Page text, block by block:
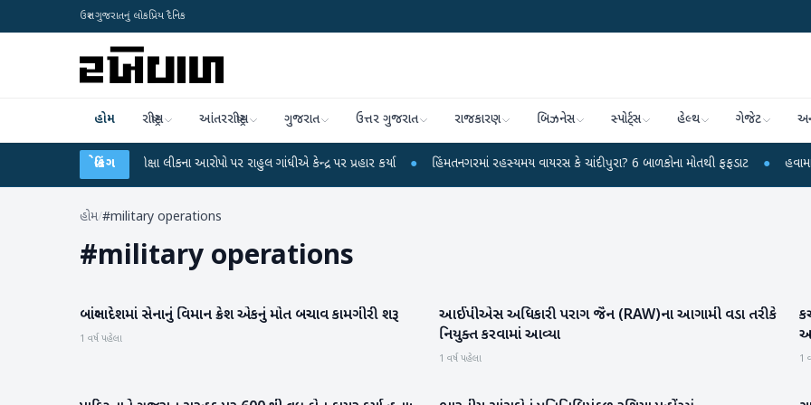
ઉત્તર ગુજરાતનું લોકપ્રિય દૈનિક
હોમ રાષ્ટ્રીય આંતરરાષ્ટ્રીય ગુજરાત ઉત્તર ગુજરાત રાજકારણ બિઝનેસ સ્પોર્ટ્સ હેલ્થ ગેજેટ
બ્રેકિંગ
UGC-NET પરીક્ષા લીકના આરોપો પર રાહુલ ગાંધીએ કેન્દ્ર પર પ્રહાર કર્યા ● હિંમતનગરમાં રહસ્યમય વાયરસ કે ચાંદીપુરા? 6 બાળકોના મોતથી ફફડાટ ● હવામાન વિભાગે
હોમ/#military operations
#military operations
આંતરરાષ્ટ્રીય
બાંગ્લાદેશમાં સેનાનું વિમાન ક્રેશ એકનું મોત બચાવ કામગીરી શરૂ
1 વર્ષ પહેલા
રાષ્ટ્રીય
આઈપીએસ અધિકારી પરાગ જૈન (RAW)ના આગામી વડા તરીકે
નિયુક્ત કરવામાં આવ્યા
1 વર્ષ પહેલા 1